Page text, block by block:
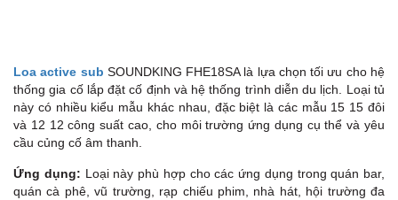
Loa active sub SOUNDKING FHE18SA là lựa chọn tối ưu cho hệ
thống gia cố lắp đặt cố định và hệ thống trình diễn du lịch. Loại tủ
này có nhiều kiểu mẫu khác nhau, đặc biệt là các mẫu 15 15 đôi
và 12 12 công suất cao, cho môi trường ứng dụng cụ thể và yêu
cầu củng cố âm thanh.
Ứng dụng: Loại này phù hợp cho các ứng dụng trong quán bar,
quán cà phê, vũ trường, rạp chiếu phim, nhà hát, hội trường đa